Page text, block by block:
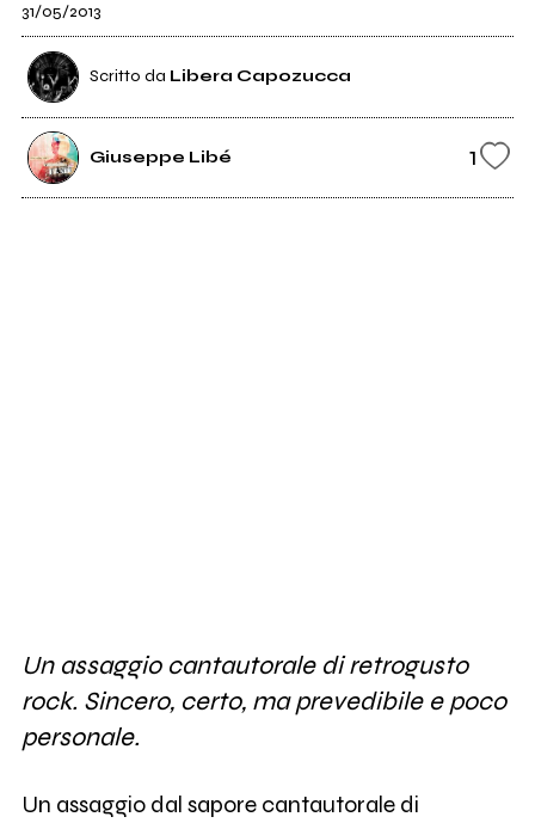
31/05/2013
Scritto da Libera Capozucca
Giuseppe Libé 1
Un assaggio cantautorale di retrogusto
rock. Sincero, certo, ma prevedibile e poco
personale.
Un assaggio dal sapore cantautorale di